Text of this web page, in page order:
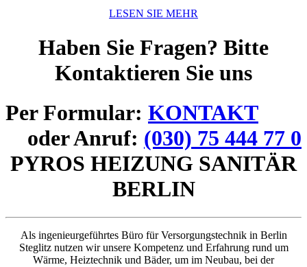
LESEN SIE MEHR
Haben Sie Fragen? Bitte
Kontaktieren Sie uns
Per Formular: KONTAKT
oder Anruf: (030) 75 444 77 0
PYROS HEIZUNG SANITÄR
BERLIN
Als ingenieurgeführtes Büro für Versorgungstechnik in Berlin
Steglitz nutzen wir unsere Kompetenz und Erfahrung rund um
Wärme, Heiztechnik und Bäder, um im Neubau, bei der